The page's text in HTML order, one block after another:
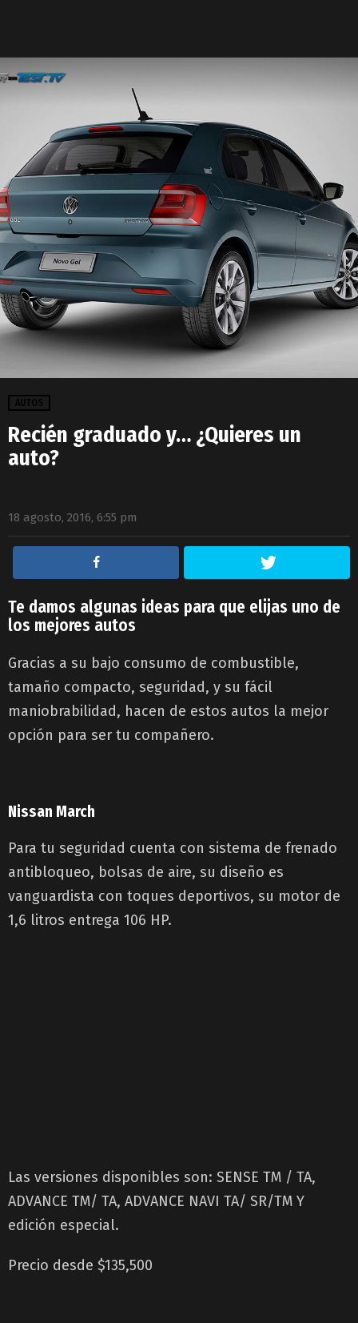
AUTOS
Recién graduado y… ¿Quieres un
auto?
18 agosto, 2016, 6:55 pm
Te damos algunas ideas para que elijas uno de
los mejores autos
Gracias a su bajo consumo de combustible,
tamaño compacto, seguridad, y su fácil
maniobrabilidad, hacen de estos autos la mejor
opción para ser tu compañero.
Nissan March
Para tu seguridad cuenta con sistema de frenado
antibloqueo, bolsas de aire, su diseño es
vanguardista con toques deportivos, su motor de
1,6 litros entrega 106 HP.
Las versiones disponibles son: SENSE TM / TA,
ADVANCE TM/ TA, ADVANCE NAVI TA/ SR/TM Y
edición especial.
Precio desde $135,500